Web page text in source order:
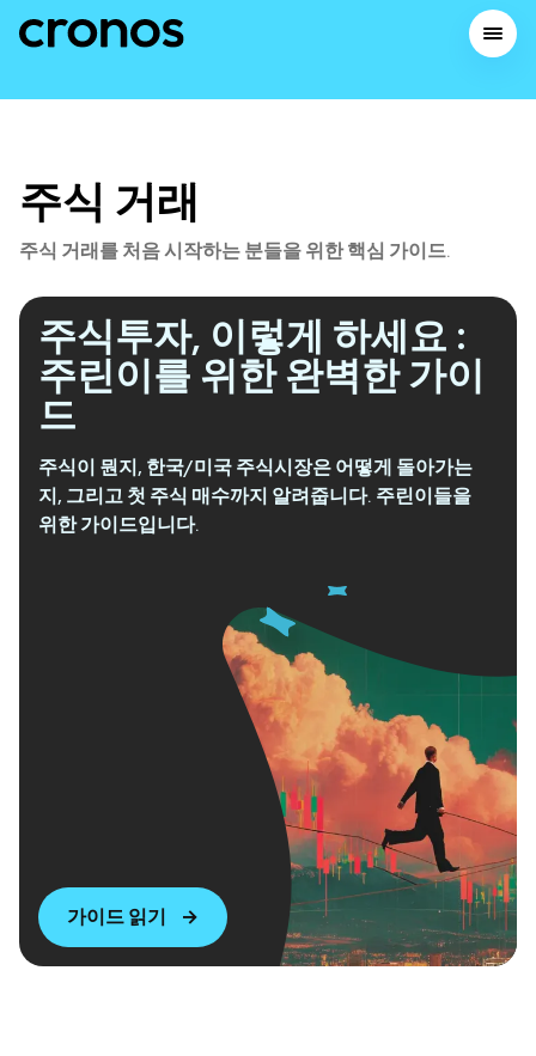
트레이딩을 위
해
배우세요
대출
주식 거래
주식 거래를 처음 시작하는 분들을 위한 핵심 가이드.
주식투자, 이렇게 하세요 :
주린이를 위한 완벽한 가이
드
주식이 뭔지, 한국/미국 주식시장은 어떻게 돌아가는
지, 그리고 첫 주식 매수까지 알려줍니다. 주린이들을
위한 가이드입니다.
가이드 읽기